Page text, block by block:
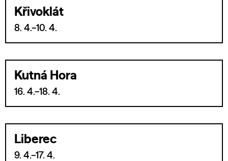
Křivoklát
8. 4.–10. 4.
Kutná Hora
16. 4.–18. 4.
Liberec
9. 4.–17. 4.